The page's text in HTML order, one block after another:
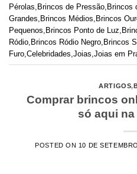
Pérolas Brincos de Pressão Brincos
Grandes Brincos Médios Brincos
Pequenos Brincos Ponto de Luz
Ródio Brincos Ródio Negro Brincos
Furo Celebridades Joias Joias em
ARTIGOS,
Comprar brincos
só aqui na
POSTED ON 10 DE